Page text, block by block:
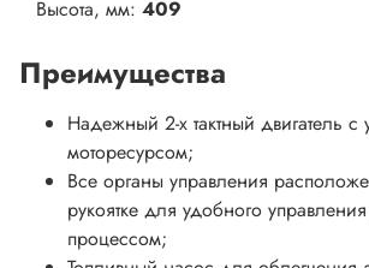
Высота, мм: 409
Преимущества
Надежный 2-х тактный двигатель
моторесурсом;
Все органы управления
рукоятке для удобного
процессом;